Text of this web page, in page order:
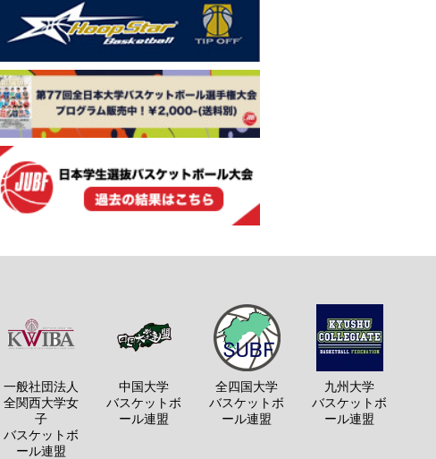
一般社団法人
全関西大学女
子
バスケットボ
ール連盟
中国大学
バスケットボ
ール連盟
全四国大学
バスケットボ
ール連盟
九州大学
バスケットボ
ール連盟